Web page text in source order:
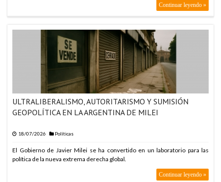
Continuar leyendo »
ULTRALIBERALISMO, AUTORITARISMO Y SUMISIÓN
GEOPOLÍTICA EN LA ARGENTINA DE MILEI
18/07/2026 Políticas
El Gobierno de Javier Milei se ha convertido en un laboratorio para las
política de la nueva extrema derecha global.
Continuar leyendo »